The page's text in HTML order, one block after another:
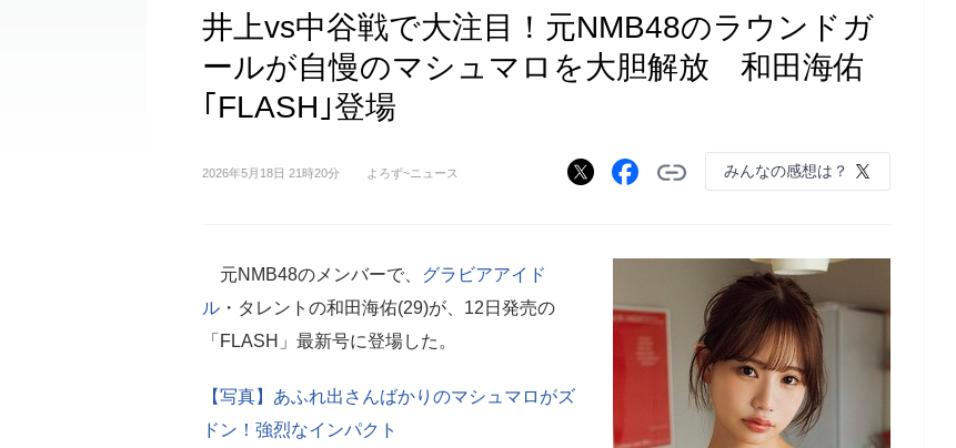
井上vs中谷戦で大注目！元NMB48のラウンドガ
ールが自慢のマシュマロを大胆解放 和田海佑
｢FLASH｣登場
2026年5月18日 21時20分 よろず~ニュース みんなの感想は？
元NMB48のメンバーで、 グラビアアイド
ル ・タレントの和田海佑(29)が、12日発売の
「FLASH」最新号に登場した。
【写真】あふれ出さんばかりのマシュマロがズ
ドン！強烈なインパクト